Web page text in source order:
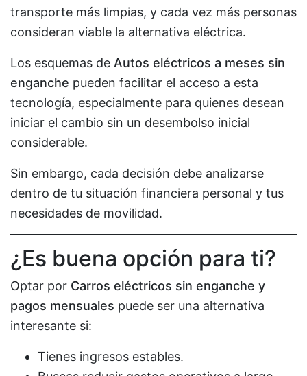
transporte más limpias, y cada vez más personas
consideran viable la alternativa eléctrica.
Los esquemas de Autos eléctricos a meses sin
enganche pueden facilitar el acceso a esta
tecnología, especialmente para quienes desean
iniciar el cambio sin un desembolso inicial
considerable.
Sin embargo, cada decisión debe analizarse
dentro de tu situación financiera personal y tus
necesidades de movilidad.
¿Es buena opción para ti?
Optar por Carros eléctricos sin enganche y
pagos mensuales puede ser una alternativa
interesante si:
Tienes ingresos estables.